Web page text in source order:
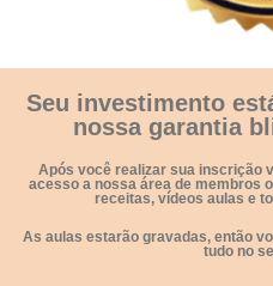
Seu investimento
nossa garantia
Após você realizar sua inscrição
acesso a nossa área de membros
receitas, vídeos aulas e
As aulas estarão gravadas, então
tudo no